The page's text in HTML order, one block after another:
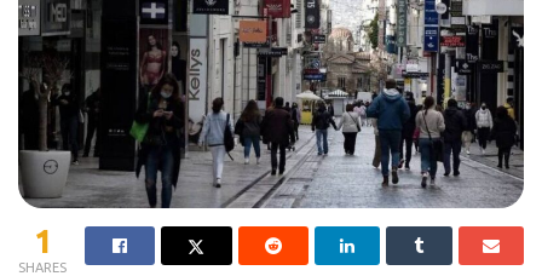
1
SHARES